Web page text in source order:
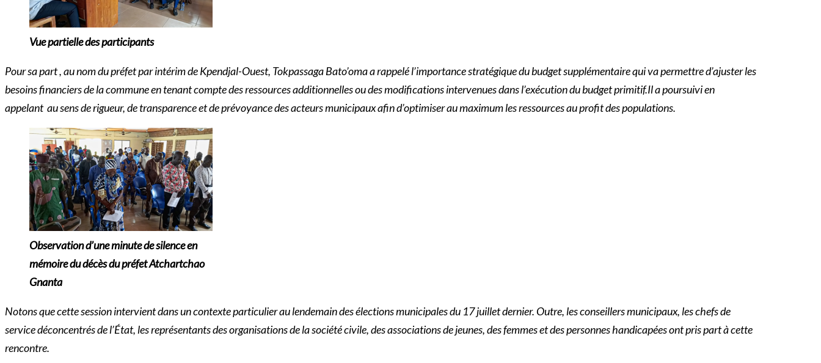
Vue partielle des participants
Pour sa part , au nom du préfet par intérim de Kpendjal-Ouest, Tokpassaga Bato’oma a rappelé l’importance stratégique du budget supplémentaire qui va permettre d’ajuster les
besoins financiers de la commune en tenant compte des ressources additionnelles ou des modifications intervenues dans l’exécution du budget primitif.Il a poursuivi en
appelant au sens de rigueur, de transparence et de prévoyance des acteurs municipaux afin d’optimiser au maximum les ressources au profit des populations.
Observation d’une minute de silence en
mémoire du décès du préfet Atchartchao
Gnanta
Notons que cette session intervient dans un contexte particulier au lendemain des élections municipales du 17 juillet dernier. Outre, les conseillers municipaux, les chefs de
service déconcentrés de l’État, les représentants des organisations de la société civile, des associations de jeunes, des femmes et des personnes handicapées ont pris part à cette
rencontre.